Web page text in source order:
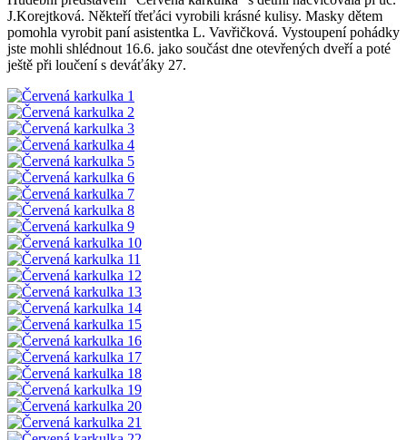
J.Korejtková. Někteří třeťáci vyrobili krásné kulisy. Masky dětem
pomohla vyrobit paní asistentka L. Vavřičková. Vystoupení pohádky
jste mohli shlédnout 16.6. jako součást dne otevřených dveří a poté
ještě při loučení s deváťáky 27.